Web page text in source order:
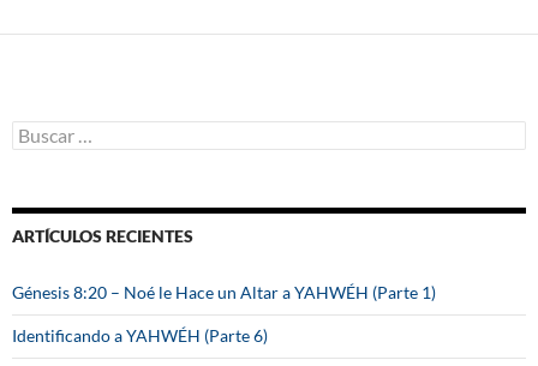
B
u
a
r
ARTÍCULOS RECIENTES
Génesis 8:20 – Noé le Hace un Altar a YAHWÉH (Parte 1)
Identificando a YAHWÉH (Parte 6)